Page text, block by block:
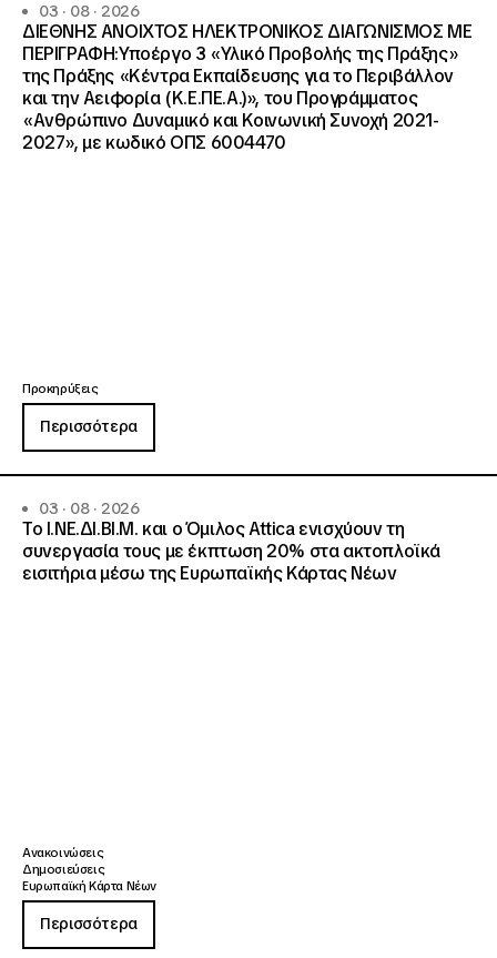
03 · 08 · 2026
ΔΙΕΘΝΗΣ ΑΝΟΙΧΤΟΣ ΗΛΕΚΤΡΟΝΙΚΟΣ ΔΙΑΓΩΝΙΣΜΟΣ ΜΕ
ΠΕΡΙΓΡΑΦΗ:Υποέργο 3 «Υλικό Προβολής της Πράξης»
της Πράξης «Κέντρα Εκπαίδευσης για το Περιβάλλον
και την Αειφορία (Κ.Ε.ΠΕ.Α.)», του Προγράμματος
«Ανθρώπινο Δυναμικό και Κοινωνική Συνοχή 2021-
2027», με κωδικό ΟΠΣ 6004470
Προκηρύξεις
Περισσότερα
03 · 08 · 2026
Το Ι.ΝΕ.ΔΙ.ΒΙ.Μ. και o Όμιλος Attica ενισχύουν τη
συνεργασία τους με έκπτωση 20% στα ακτοπλοϊκά
εισιτήρια μέσω της Ευρωπαϊκής Κάρτας Νέων
Ανακοινώσεις
Δημοσιεύσεις
Ευρωπαϊκή Κάρτα Νέων
Περισσότερα